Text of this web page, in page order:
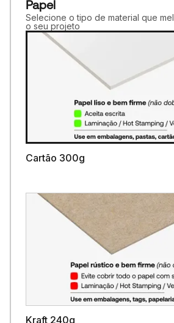
Papel
Selecione o tipo de material que
o seu projeto
Cartão 300g
Kraft 240g